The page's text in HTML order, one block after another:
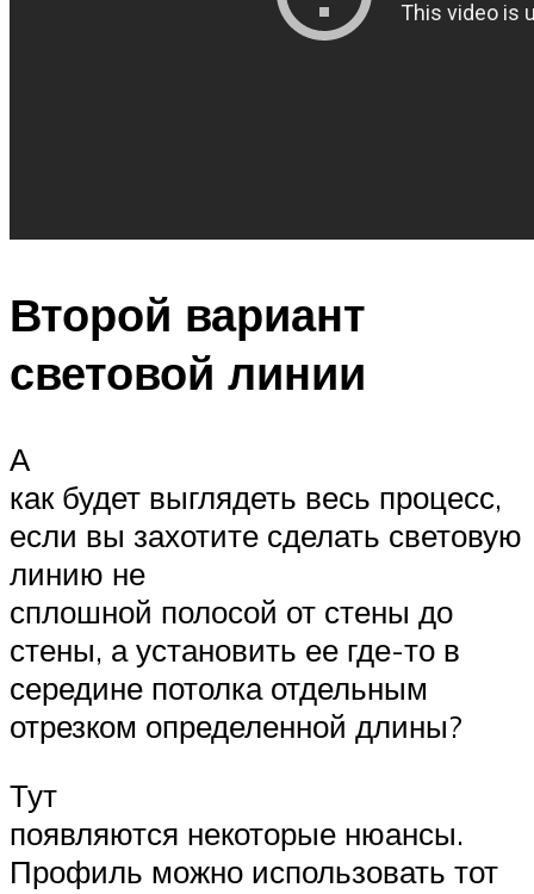
Второй вариант
световой линии
А
как будет выглядеть весь процесс,
если вы захотите сделать световую
линию не
сплошной полосой от стены до
стены, а установить ее где-то в
середине потолка отдельным
отрезком определенной длины?
Тут
появляются некоторые нюансы.
Профиль можно использовать тот